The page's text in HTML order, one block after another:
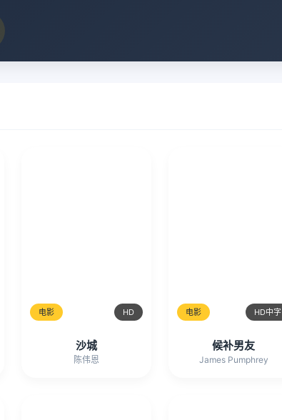
电影 HD
沙城
陈伟恩
电影 HD中字
候补男友
James Pumphrey